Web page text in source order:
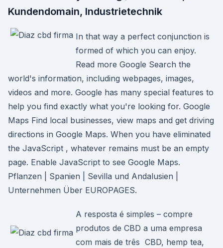
Kundendomain, Industrietechnik
In that way a perfect conjunction is
formed of which you can enjoy.
Read more Google Search the
world's information, including webpages, images,
videos and more. Google has many special features to
help you find exactly what you're looking for. Google
Maps Find local businesses, view maps and get driving
directions in Google Maps. When you have eliminated
the JavaScript , whatever remains must be an empty
page. Enable JavaScript to see Google Maps.
Pflanzen | Spanien | Sevilla und Andalusien |
Unternehmen Über EUROPAGES.
A resposta é simples – compre
produtos de CBD a uma empresa
com mais de três CBD, hemp tea,